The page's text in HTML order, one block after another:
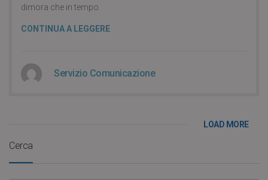
dimora che in tempo
CONTINUA A LEGGERE
Servizio Comunicazione
LOAD MORE
Cerca